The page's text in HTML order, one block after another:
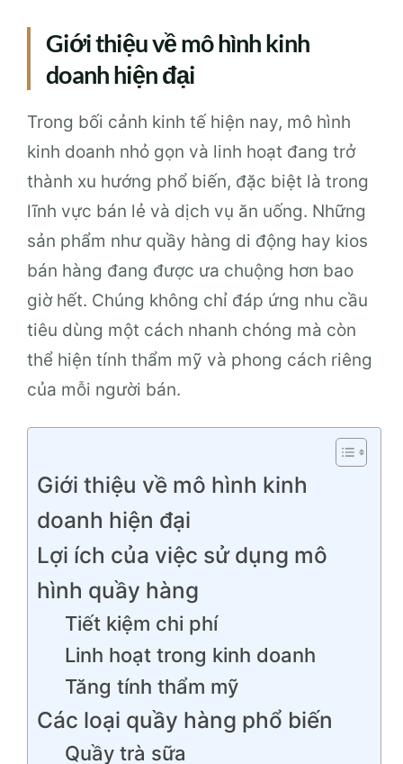
Giới thiệu về mô hình kinh
doanh hiện đại
Trong bối cảnh kinh tế hiện nay, mô hình
kinh doanh nhỏ gọn và linh hoạt đang trở
thành xu hướng phổ biến, đặc biệt là trong
lĩnh vực bán lẻ và dịch vụ ăn uống. Những
sản phẩm như quầy hàng di động hay kios
bán hàng đang được ưa chuộng hơn bao
giờ hết. Chúng không chỉ đáp ứng nhu cầu
tiêu dùng một cách nhanh chóng mà còn
thể hiện tính thẩm mỹ và phong cách riêng
của mỗi người bán.
Giới thiệu về mô hình kinh
doanh hiện đại
Lợi ích của việc sử dụng mô
hình quầy hàng
Tiết kiệm chi phí
Linh hoạt trong kinh doanh
Tăng tính thẩm mỹ
Các loại quầy hàng phổ biến
Quầy trà sữa